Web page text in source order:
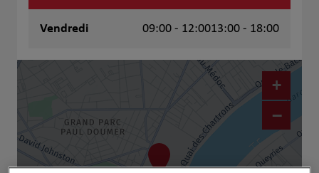
Vendredi 09:00 - 12:0013:00 - 18:00
+
−